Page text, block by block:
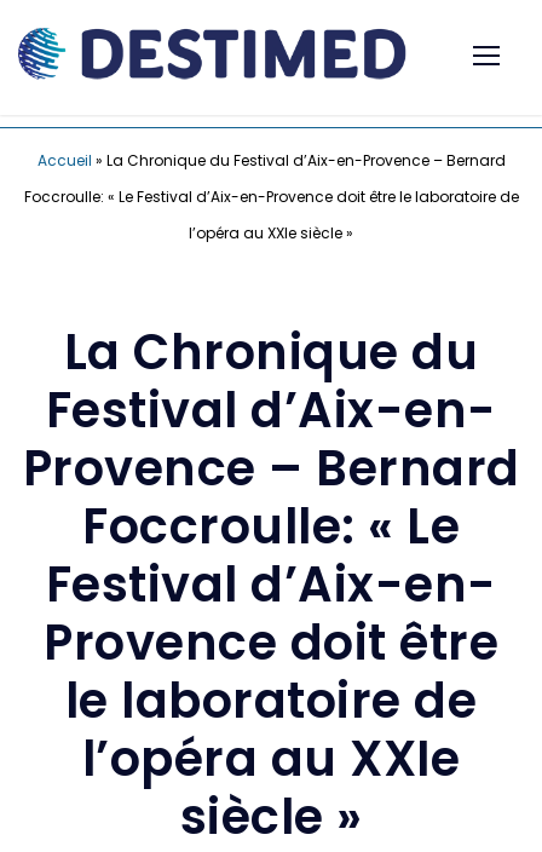
Accueil » La Chronique du Festival d’Aix-en-Provence – Bernard
Foccroulle: « Le Festival d’Aix-en-Provence doit être le laboratoire de
l’opéra au XXIe siècle »
La Chronique du
Festival d’Aix-en-
Provence – Bernard
Foccroulle: « Le
Festival d’Aix-en-
Provence doit être
le laboratoire de
l’opéra au XXIe
siècle »